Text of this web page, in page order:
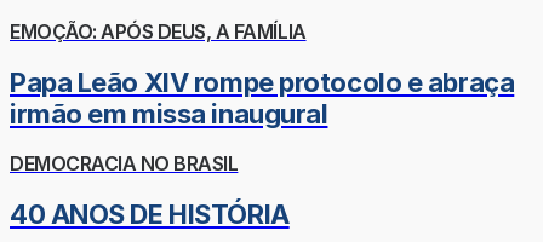
EMOÇÃO: APÓS DEUS, A FAMÍLIA
Papa Leão XIV rompe protocolo e abraça
irmão em missa inaugural
DEMOCRACIA NO BRASIL
40 ANOS DE HISTÓRIA